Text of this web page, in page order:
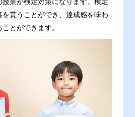
業が検定対策になります。検定
貰うことができ、達成感を味わ
とができます。